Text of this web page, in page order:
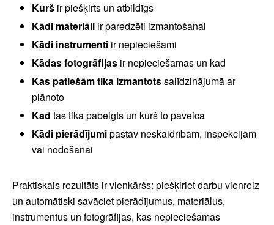
Kurš ir piešķirts un atbildīgs
Kādi materiāli ir paredzēti izmantošanai
Kādi instrumenti ir nepieciešami
Kādas fotogrāfijas ir nepieciešamas un kad
Kas patiešām tika izmantotssalīdzinājumā ar
plānoto
Kad tas tika pabeigts un kurš to paveica
Kādi pierādījumipastāv neskaidrībām, inspekcijām
vai nodošanai
Praktiskais rezultāts ir vienkāršs: piešķiriet darbu vienreiz
un automātiski savāciet pierādījumus, materiālus,
instrumentus un fotogrāfijas, kas nepieciešamas